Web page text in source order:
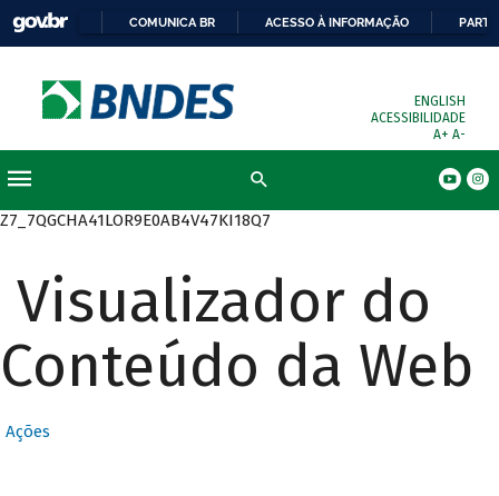
COMUNICA BR ACESSO À INFORMAÇÃO
ENGLISH
ACESSIBILIDADE
A+ A-
Z7_7QGCHA41LOR9E0AB4V47KI18Q7
Visualizador do
Conteúdo da Web
Ações